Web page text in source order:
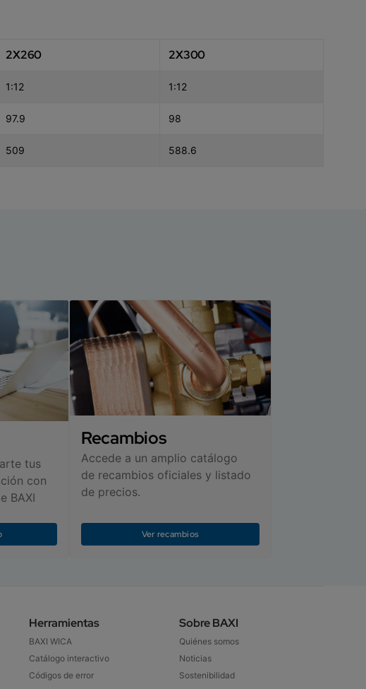
2X260 2X300
1:12 1:12
97.9 98
509 588.6
tus
con
BAXI
Recambios
Accede a un amplio catálogo
de recambios oficiales y listado
de precios.
Ver recambios
Herramientas
BAXI WICA
Catálogo interactivo​
Códigos de error
Sobre BAXI​
Quiénes somos
Noticias
Sostenibilidad​